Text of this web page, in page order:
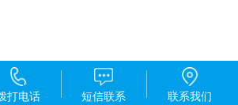
打电话 短信联系 联系我们